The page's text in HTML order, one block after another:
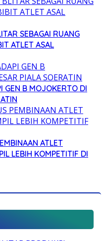
SEBAGAI RUANG
ATLET ASAL
GEN B MOJOKERTO DI
ATLET
LEBIH KOMPETITIF DI